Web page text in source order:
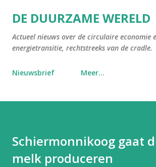
Doorgaan naar
DE DUURZAME WERELD
Actueel nieuws over de circulaire economie
energietransitie, rechtstreeks van de cradle.
Nieuwsbrief Meer…
Schiermonnikoog gaat
melk produceren